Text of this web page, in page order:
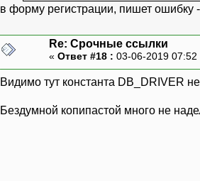
в форму регистрации, пишет ошибку
Re: Срочные ссылки
« Ответ #18 : 03-06-2019
Видимо тут константа DB_DRIVER
Бездумной копипастой много не